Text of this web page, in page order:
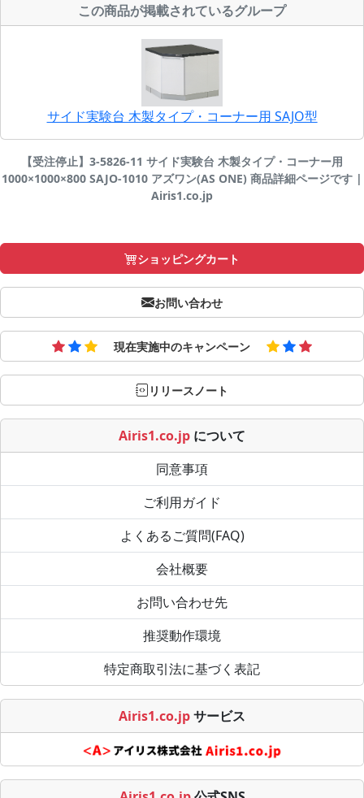
この商品が掲載されているグループ
サイド実験台 木製タイプ・コーナー用 SAJO型
【受注停止】3-5826-11 サイド実験台 木製タイプ・コーナー用
1000×1000×800 SAJO-1010 アズワン(AS ONE) 商品詳細ページです |
Airis1.co.jp
ショッピングカート
お問い合わせ
現在実施中のキャンペーン
リリースノート
Airis1.co.jp について
同意事項
ご利用ガイド
よくあるご質問(FAQ)
会社概要
お問い合わせ先
推奨動作環境
特定商取引法に基づく表記
Airis1.co.jpサービス